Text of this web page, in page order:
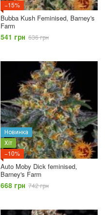
−15%
Bubba Kush Feminised, Barney's
Farm
541 грн 636 грн
Новинка
Хіт
−10%
Auto Moby Dick feminised,
Barney's Farm
668 грн 742 грн